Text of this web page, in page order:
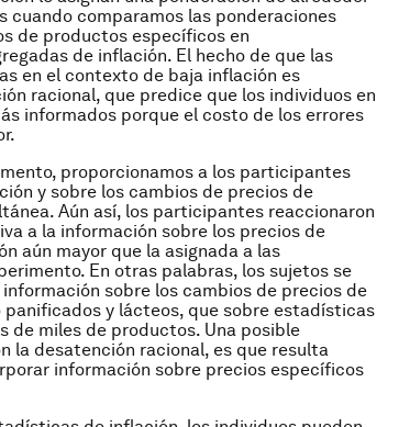
cuando comparamos las ponderaciones
de productos específicos en
de inflación. El hecho de que las
en el contexto de baja inflación es
racional, que predice que los individuos en
informados porque el costo de los errores
proporcionamos a los participantes
y sobre los cambios de precios de
Aún así, los participantes reaccionaron
a la información sobre los precios de
aún mayor que la asignada a las
En otras palabras, los sujetos se
sobre los cambios de precios de
y lácteos, que sobre estadísticas
de miles de productos. Una posible
la desatención racional, es que resulta
información sobre precios específicos